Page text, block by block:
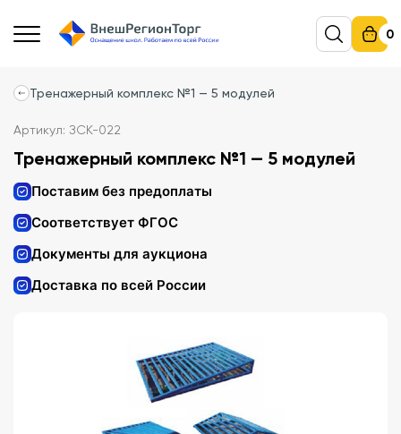
0
Тренажерный комплекс №1 — 5 модулей
Артикул: ЗСК-022
Тренажерный комплекс №1 — 5 модулей
Поставим без предоплаты
Соответствует ФГОС
Документы для аукциона
Доставка по всей России